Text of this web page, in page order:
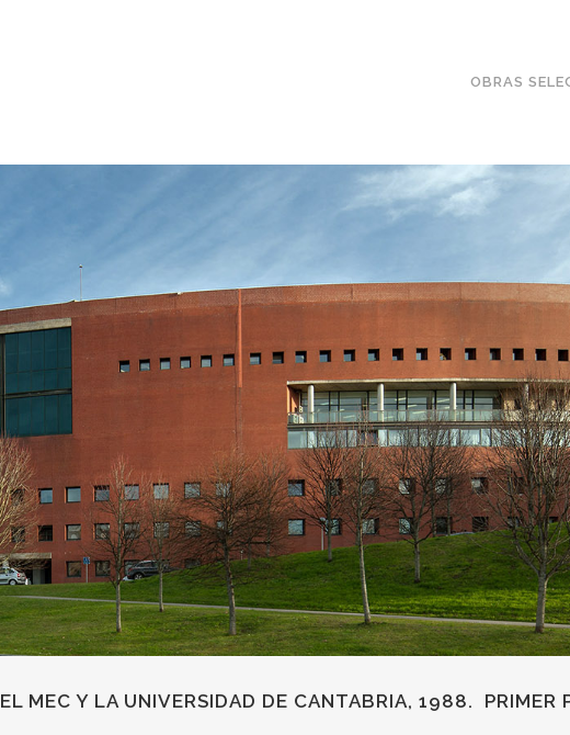
OBRAS
MEC Y LA UNIVERSIDAD DE CANTABRIA, 1988. PRIMER